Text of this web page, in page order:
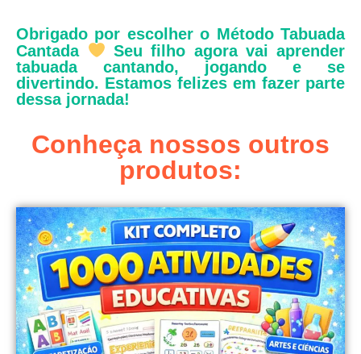
Obrigado por escolher o Método Tabuada
Cantada
Seu filho agora vai aprender
tabuada cantando, jogando e se
divertindo. Estamos felizes em fazer parte
dessa jornada!
Conheça nossos outros
produtos: